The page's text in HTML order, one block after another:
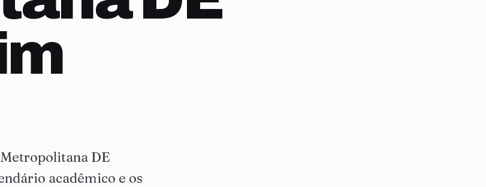
DE
acadêmico e os